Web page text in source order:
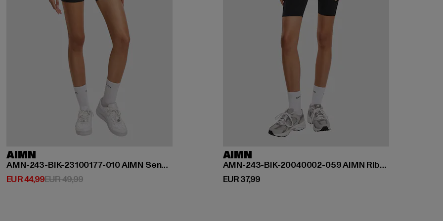
AIMN
AMN-243-BIK-23100177-010 AIMN Sense Biker Shorts
EUR 44,99
Derzeitiger Preis: EUR 44,99
EUR 49,99Aktionspreis: EUR 49,99
AIMN
AMN-243-BIK-20040002-059 AIMN Ribbed Midi Biker Shorts
EUR 37,99
Derzeitiger Preis: EUR 37,99